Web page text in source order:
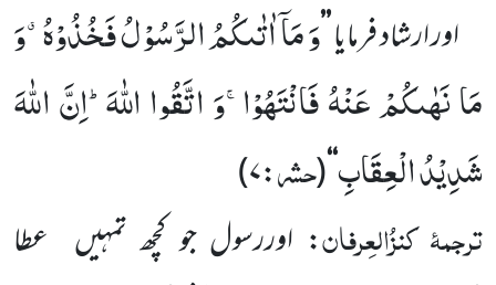
اور ارشاد فرمایا’’وَ مَاۤ اٰتٰىكُمُ الرَّسُوْلُ فَخُذُوْهُۗ-وَ
مَا نَهٰىكُمْ عَنْهُ فَانْتَهُوْاۚ-وَ اتَّقُوا اللّٰهَؕ-اِنَّ اللّٰهَ
شَدِیْدُ الْعِقَابِ‘‘
(حشر:۷ )
ترجمۂکنزُالعِرفان: اوررسول جو کچھ تمہیں عطا